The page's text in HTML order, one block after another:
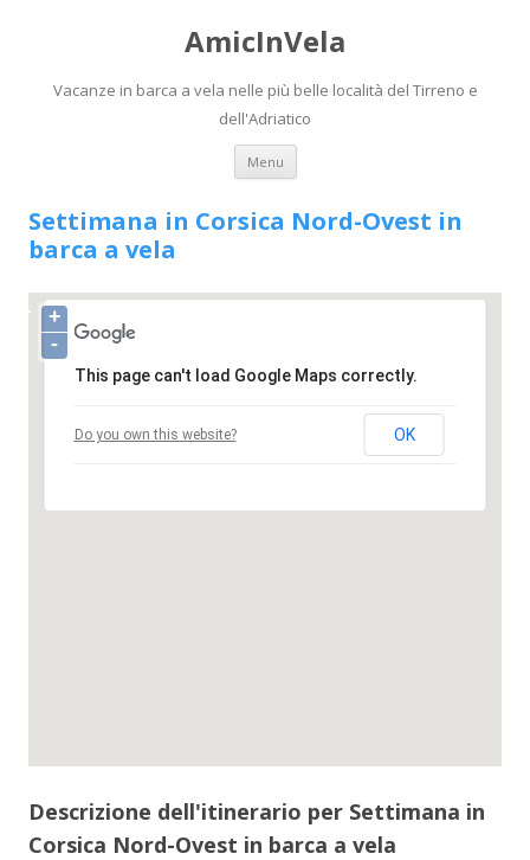
AmicInVela
Vacanze in barca a vela nelle più belle località del Tirreno e
dell'Adriatico
Menu Vai al contenuto
Settimana in Corsica Nord-Ovest in
barca a vela
+
-
This page can't load Google Maps correctly.
Do you own this website? OK
Descrizione dell'itinerario per Settimana in
Corsica Nord-Ovest in barca a vela